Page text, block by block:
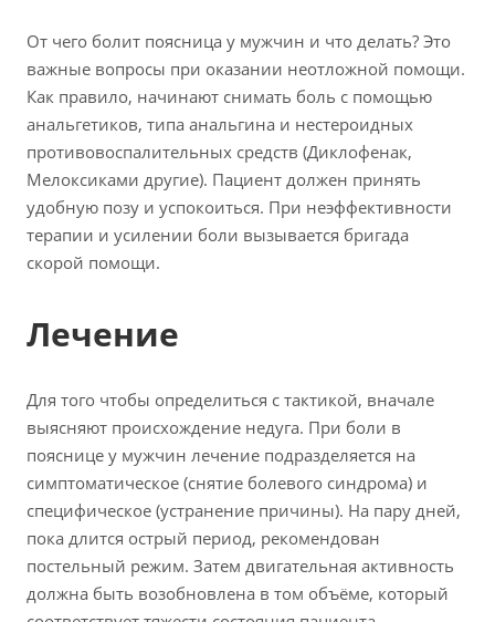
От чего болит поясница у мужчин и что делать? Это
важные вопросы при оказании неотложной помощи.
Как правило, начинают снимать боль с помощью
анальгетиков, типа анальгина и нестероидных
противовоспалительных средств (Диклофенак,
Мелоксиками другие). Пациент должен принять
удобную позу и успокоиться. При неэффективности
терапии и усилении боли вызывается бригада
скорой помощи.
Лечение
Для того чтобы определиться с тактикой, вначале
выясняют происхождение недуга. При боли в
пояснице у мужчин лечение подразделяется на
симптоматическое (снятие болевого синдрома) и
специфическое (устранение причины). На пару дней,
пока длится острый период, рекомендован
постельный режим. Затем двигательная активность
должна быть возобновлена в том объёме, который